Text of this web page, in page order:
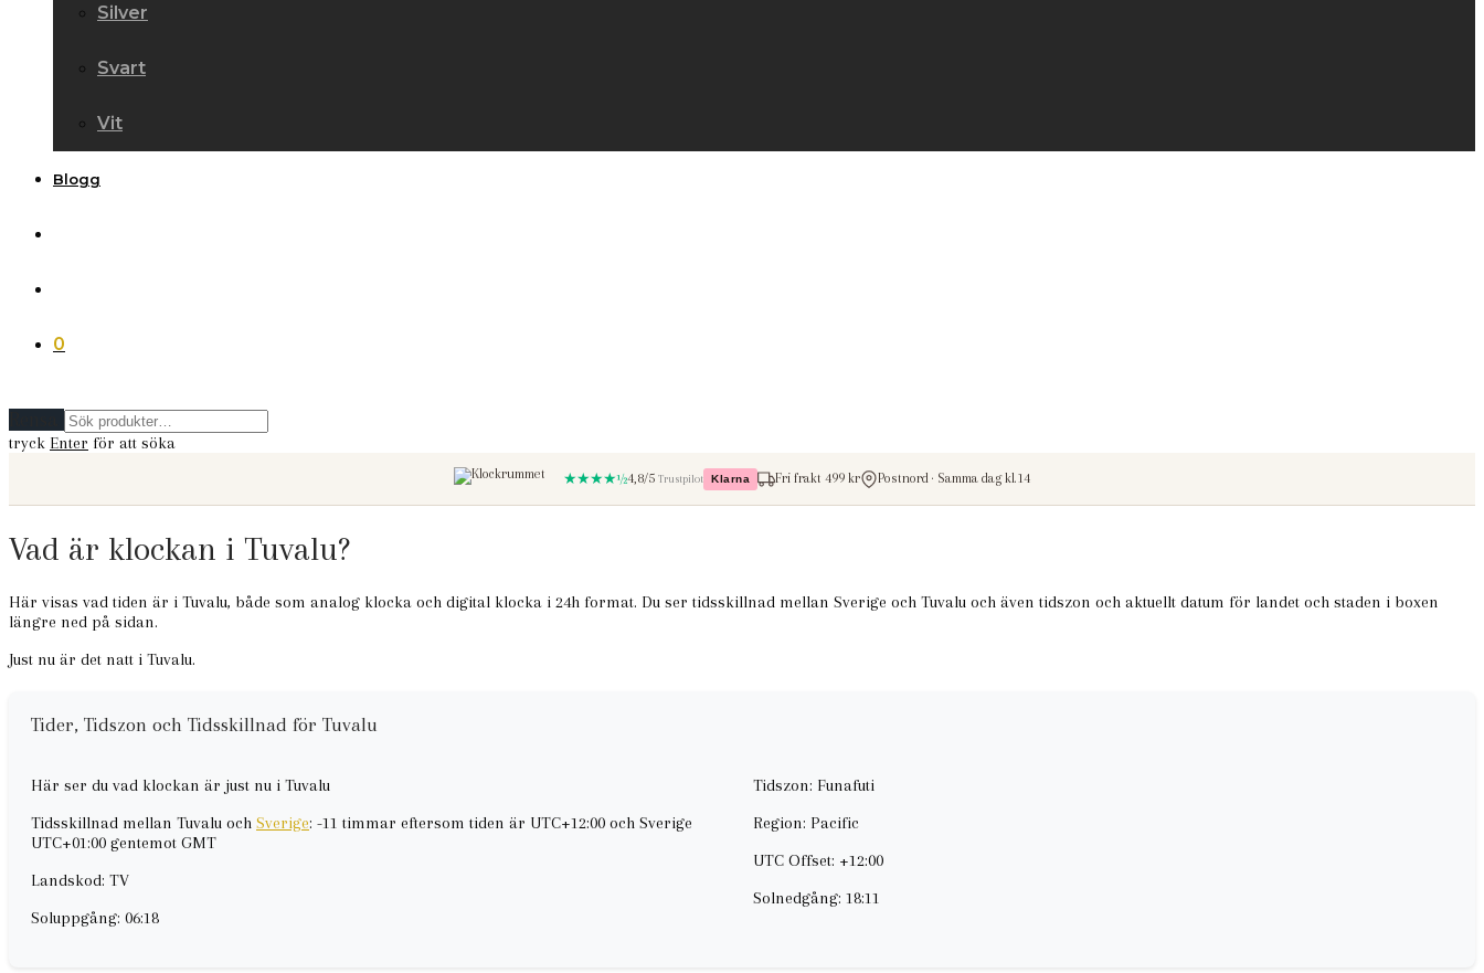
Silver
Svart
Vit
Blogg
0
tryck Enter för att söka
★★★★½4,8/5 Trustpilot Klarna
– betala med KlarnaFri frakt 499 kr Postnord · Samma dag kl.14
Vad är klockan i Tuvalu?
Här visas vad tiden är i Tuvalu, både som analog klocka och digital klocka i 24h format. Du ser tidsskillnad mellan Sverige och Tuvalu och även tidszon och aktuellt datum för landet och staden i boxen
längre ned på sidan.
Just nu är det natt i Tuvalu.
Tider, Tidszon och Tidsskillnad för Tuvalu
Här ser du vad klockan är just nu i Tuvalu
Tidsskillnad mellan Tuvalu och Sverige: -11 timmar eftersom tiden är UTC+12:00 och Sverige
UTC+01:00 gentemot GMT
Landskod: TV
Soluppgång: 06:18
Tidszon: Funafuti
Region: Pacific
UTC Offset: +12:00
Solnedgång: 18:11